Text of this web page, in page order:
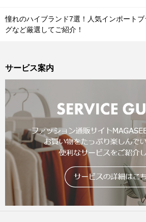
憧れのハイブランド7選！人気インポート
グなど厳選してご紹介！
サービス案内